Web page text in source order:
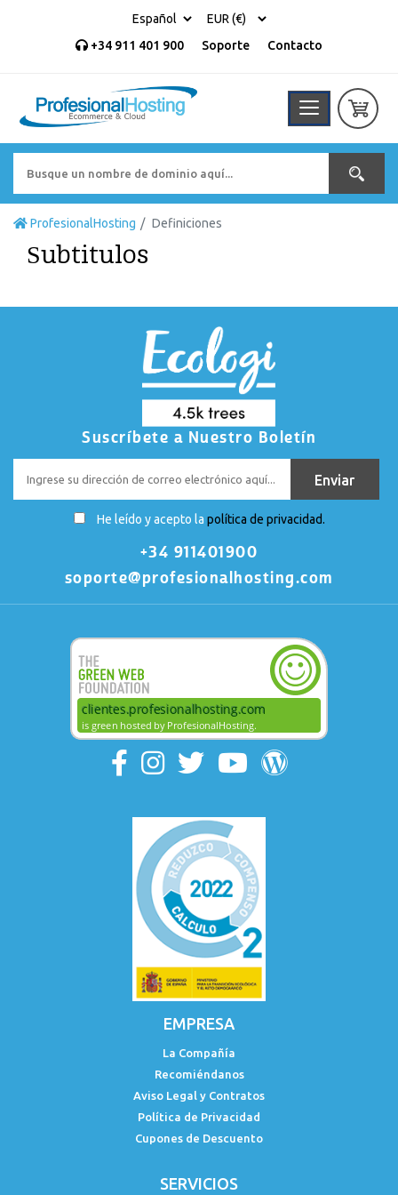
+34 911 401 900 Soporte Contacto
ProfesionalHosting Definiciones
Subtitulos
Suscríbete a Nuestro Boletín
He leído y acepto la política de privacidad.
+34 911401900
soporte@profesionalhosting.com
EMPRESA
La Compañía
Recomiéndanos
Aviso Legal y Contratos
Política de Privacidad
Cupones de Descuento
SERVICIOS